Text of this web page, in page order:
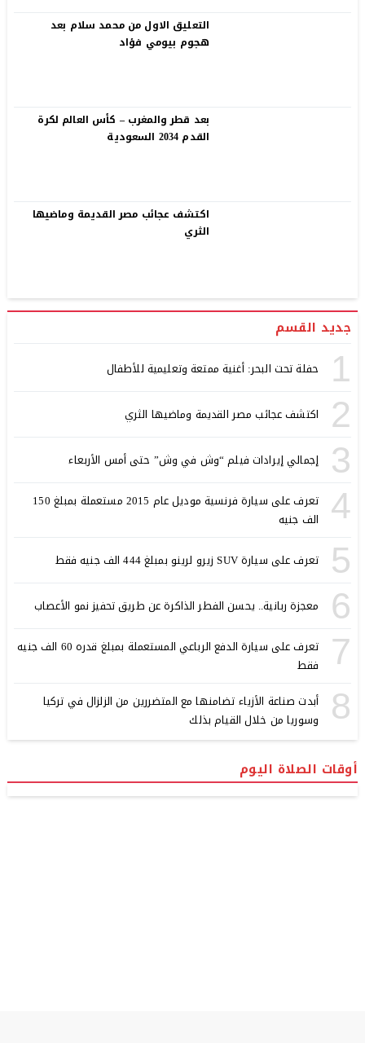
التعليق الاول من محمد سلام بعد
هجوم بيومي فؤاد
بعد قطر والمغرب – كأس العالم لكرة
القدم 2034 السعودية
اكتشف عجائب مصر القديمة وماضيها
الثري
جديد القسم
1 حفلة تحت البحر: أغنية ممتعة وتعليمية للأطفال
2 اكتشف عجائب مصر القديمة وماضيها الثري
3 إجمالي إيرادات فيلم “وش في وش” حتى أمس الأربعاء
4
تعرف على سيارة فرنسية موديل عام 2015 مستعملة بمبلغ 150
الف جنيه
5 تعرف على سيارة SUV زيرو لرينو بمبلغ 444 الف جنيه فقط
6 معجزة ربانية.. يحسن الفطر الذاكرة عن طريق تحفيز نمو الأعصاب
7
تعرف على سيارة الدفع الرباعي المستعملة بمبلغ قدره 60 الف جنيه
فقط
8
أبدت صناعة الأزياء تضامنها مع المتضررين من الزلزال في تركيا
وسوريا من خلال القيام بذلك
أوقات الصلاة اليوم